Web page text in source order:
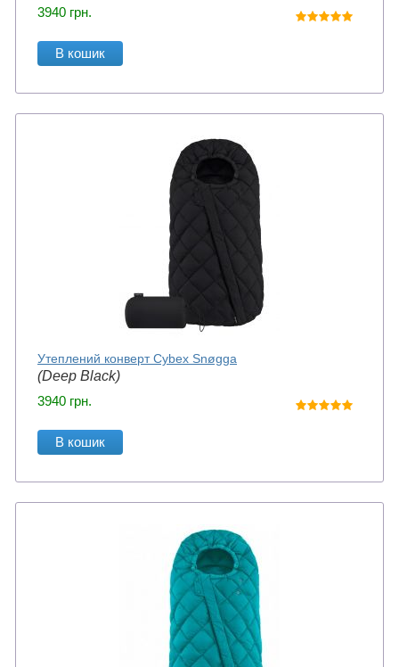
3940 грн.
В кошик
Утеплений конверт Cybex Snøgga
(Deep Black)
3940 грн.
В кошик